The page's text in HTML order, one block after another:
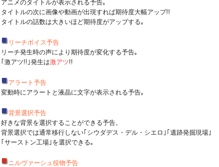
アニメのタイトルが表示される予告｡
タイトルの次に画像や動画が出現すれば期待度大幅アップ!!
タイトルの話数は大きいほど期待度がアップする｡
リーチボイス予告
リーチ発生時の声により期待度が変化する予告｡
｢激アツ!!｣発生は激アツ!!
アラート予告
変動時にアラートと液晶に文字が表示される予告｡
背景選択予告
好きな背景を選択することができる予告。
背景選択では通常移行しない｢シウダデス・デル・シエロ｣｢遺跡発掘現場｣
｢サーストン工場｣を選択できる｡
ニルヴァーシュ役物予告